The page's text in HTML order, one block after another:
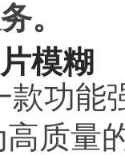
。
模糊
款功能
质量